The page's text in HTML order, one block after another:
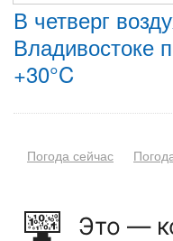
В четверг
Владивостоке
+30°C
Погода сейчас
Это —